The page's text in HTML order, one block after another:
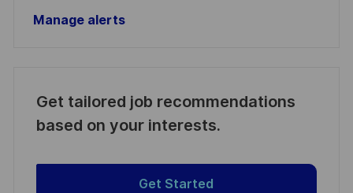
Manage alerts
Get tailored job recommendations
based on your interests.
Get Started